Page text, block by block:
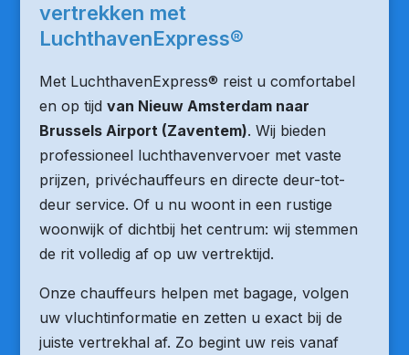
vertrekken met
LuchthavenExpress®
Met LuchthavenExpress® reist u comfortabel
en op tijd van Nieuw Amsterdam naar
Brussels Airport (Zaventem). Wij bieden
professioneel luchthavenvervoer met vaste
prijzen, privéchauffeurs en directe deur-tot-
deur service. Of u nu woont in een rustige
woonwijk of dichtbij het centrum: wij stemmen
de rit volledig af op uw vertrektijd.
Onze chauffeurs helpen met bagage, volgen
uw vluchtinformatie en zetten u exact bij de
juiste vertrekhal af. Zo begint uw reis vanaf